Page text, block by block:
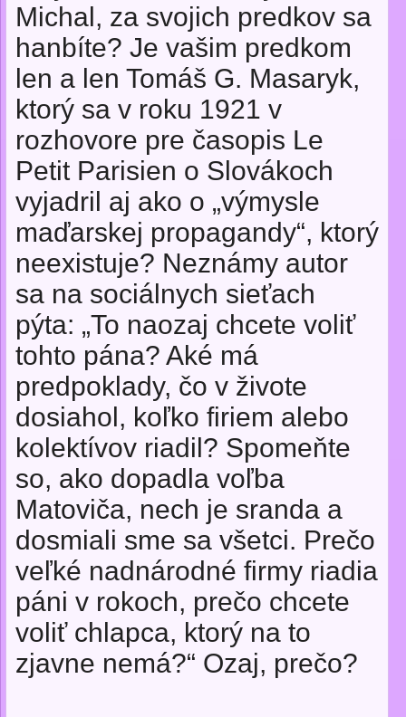
Michal, za svojich predkov sa
hanbíte? Je vašim predkom
len a len Tomáš G. Masaryk,
ktorý sa v roku 1921 v
rozhovore pre časopis Le
Petit Parisien o Slovákoch
vyjadril aj ako o „výmysle
maďarskej propagandy“, ktorý
neexistuje? Neznámy autor
sa na sociálnych sieťach
pýta: „To naozaj chcete voliť
tohto pána? Aké má
predpoklady, čo v živote
dosiahol, koľko firiem alebo
kolektívov riadil? Spomeňte
so, ako dopadla voľba
Matoviča, nech je sranda a
dosmiali sme sa všetci. Prečo
veľké nadnárodné firmy riadia
páni v rokoch, prečo chcete
voliť chlapca, ktorý na to
zjavne nemá?“ Ozaj, prečo?